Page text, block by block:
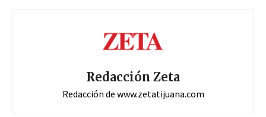
Redacción Zeta
Redacción de www.zetatijuana.com